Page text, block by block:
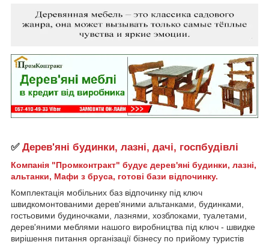
✅ Дерев'яні будинки, лазні, дачі, госпбудівлі
Компанія "Промконтракт" будує дерев'яні будинки, лазні,
альтанки, Мафи з бруса, готові бази відпочинку.
Комплектація мобільних баз відпочинку під ключ
швидкомонтованими дерев'яними альтанками, будинками,
гостьовими будиночками, лазнями, хозблоками, туалетами,
дерев'яними меблями нашого виробництва під ключ - швидке
вирішення питання організації бізнесу по прийому туристів